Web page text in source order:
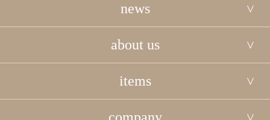
news
about us
items